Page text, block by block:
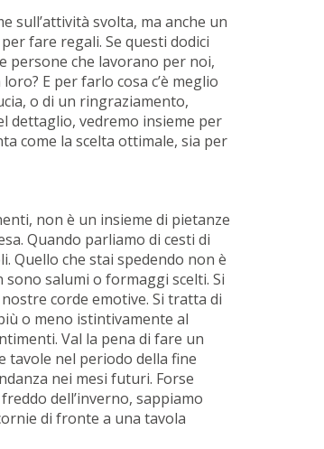
sull’attività svolta, ma anche un
fare regali. Se questi dodici
persone che lavorano per noi,
E per farlo cosa c’è meglio
o di un ringraziamento,
dettaglio, vedremo insieme per
come la scelta ottimale, sia per
non è un insieme di pietanze
Quando parliamo di cesti di
Quello che stai spedendo non è
salumi o formaggi scelti. Si
corde emotive. Si tratta di
o meno istintivamente al
Val la pena di fare un
tavole nel periodo della fine
nei mesi futuri. Forse
dell’inverno, sappiamo
di fronte a una tavola